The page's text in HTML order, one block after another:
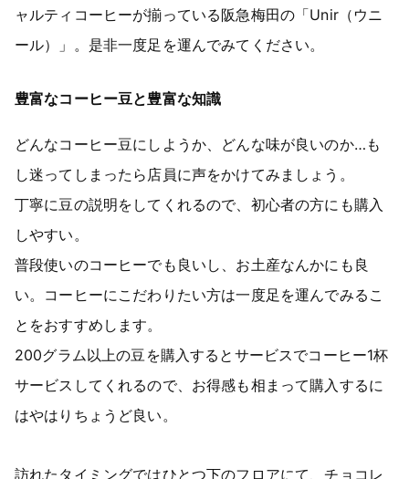
ャルティコーヒーが揃っている阪急梅田の「Unir（ウニ
ール）」。是非一度足を運んでみてください。
豊富なコーヒー豆と豊富な知識
どんなコーヒー豆にしようか、どんな味が良いのか…も
し迷ってしまったら店員に声をかけてみましょう。
丁寧に豆の説明をしてくれるので、初心者の方にも購入
しやすい。
普段使いのコーヒーでも良いし、お土産なんかにも良
い。コーヒーにこだわりたい方は一度足を運んでみるこ
とをおすすめします。
200グラム以上の豆を購入するとサービスでコーヒー1杯
サービスしてくれるので、お得感も相まって購入するに
はやはりちょうど良い。
訪れたタイミングではひとつ下のフロアにて、チョコレ